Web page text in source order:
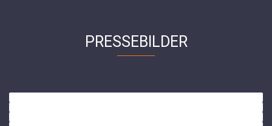
PRESSEBILDER